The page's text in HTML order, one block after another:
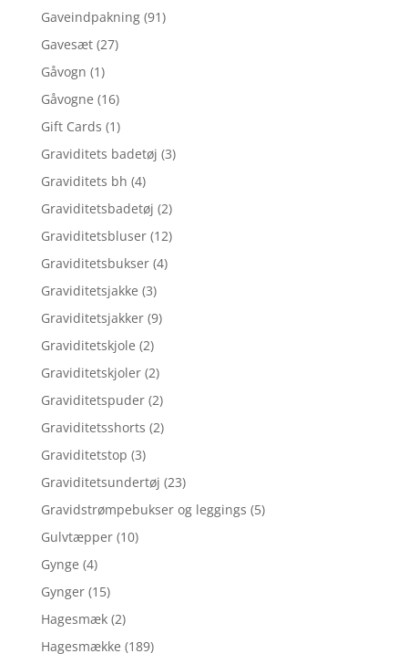
Gaveindpakning (91)
Gavesæt (27)
Gåvogn (1)
Gåvogne (16)
Gift Cards (1)
Graviditets badetøj (3)
Graviditets bh (4)
Graviditetsbadetøj (2)
Graviditetsbluser (12)
Graviditetsbukser (4)
Graviditetsjakke (3)
Graviditetsjakker (9)
Graviditetskjole (2)
Graviditetskjoler (2)
Graviditetspuder (2)
Graviditetsshorts (2)
Graviditetstop (3)
Graviditetsundertøj (23)
Gravidstrømpebukser og leggings (5)
Gulvtæpper (10)
Gynge (4)
Gynger (15)
Hagesmæk (2)
Hagesmække (189)